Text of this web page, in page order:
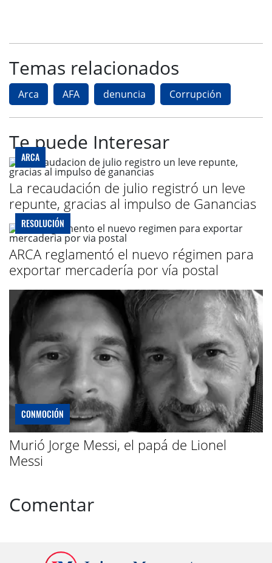
Temas relacionados
Arca AFA denuncia Corrupción
Te puede Interesar
ARCA
La recaudación de julio registró un leve
repunte, gracias al impulso de Ganancias
RESOLUCIÓN
ARCA reglamentó el nuevo régimen para
exportar mercadería por vía postal
CONMOCIÓN
Murió Jorge Messi, el papá de Lionel
Messi
Comentar